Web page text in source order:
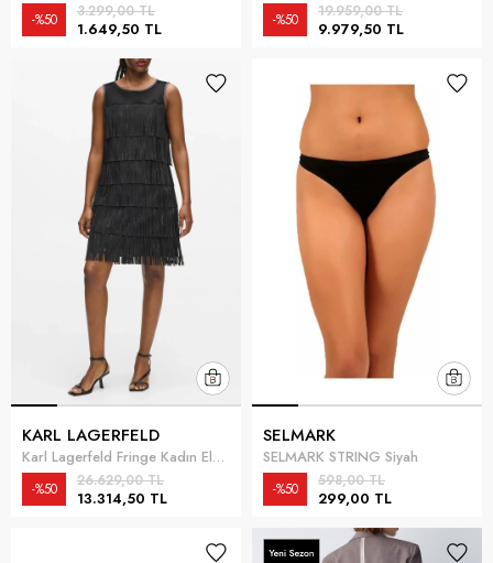
1.649,50 TL
3.299,00 TL
%50
9.979,50 TL
19.959,00 TL
%50
KARL LAGERFELD
Karl Lagerfeld Fringe Kadın Elbise Siyah
13.314,50 TL
26.629,00 TL
%50
SELMARK
SELMARK STRING Siyah
299,00 TL
598,00 TL
%50